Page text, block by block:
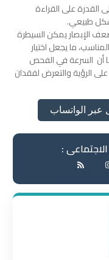
القدرة على القراءة
طبيعي.
الإبصار يمكن السيطرة
ما يجعل اختيار
أن السرعة في الفحص
الرؤية والتعرض لفقدان
عبر الواتساب
: